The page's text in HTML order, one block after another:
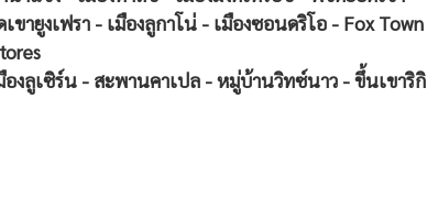
ายูงเฟรา - เมืองลูกาโน่ - เมืองซอนดริโอ - Fox Town
องลูเซิร์น - สะพานคาเปล - หมู่บ้านวิทซ์นาว - ขึ้นเขาริกิ